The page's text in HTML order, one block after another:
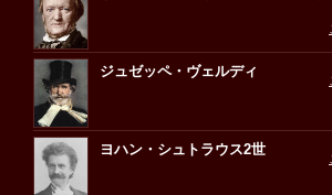
ジュゼッペ・ヴェルディ
ヨハン・シュトラウス2世